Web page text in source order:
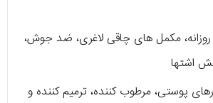
مکمل ‌های چاقی لاغری، ضد جوش،
اشتها
پوستی، مرطوب کننده، ترمیم کننده و